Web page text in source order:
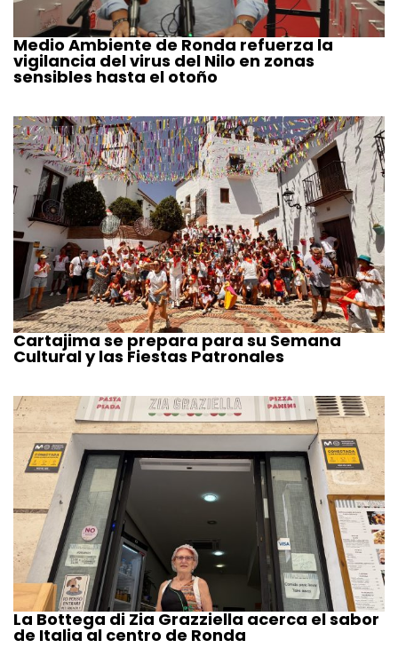
Medio Ambiente de Ronda refuerza la
vigilancia del virus del Nilo en zonas
sensibles hasta el otoño
Cartajima se prepara para su Semana
Cultural y las Fiestas Patronales
La Bottega di Zia Grazziella acerca el sabor
de Italia al centro de Ronda